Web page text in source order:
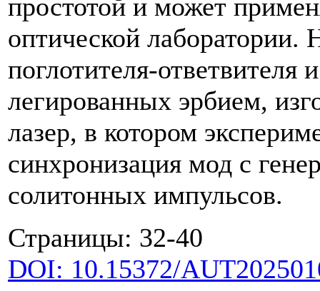
простотой и может
оптической лаборатории.
поглотителя-ответвителя
легированных эрбием,
лазер, в котором
синхронизация мод с
солитонных импульсов.
Страницы: 32-40
DOI: 10.15372/